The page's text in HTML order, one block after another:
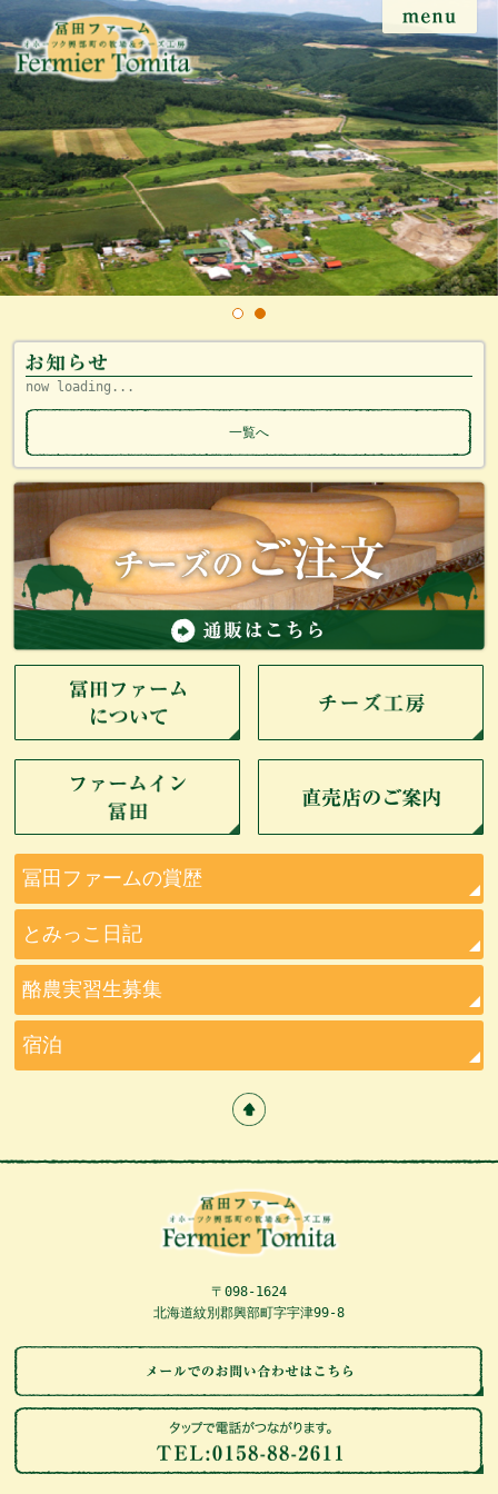
now loading...
一覧へ
冨田ファームの賞歴
とみっこ日記
酪農実習生募集
宿泊
〒098-1624
北海道紋別郡興部町字宇津99-8